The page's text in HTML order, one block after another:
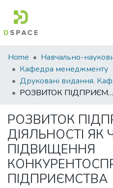
Communities
&
Collections
Statistics
Home
Кафедра менеджменту
РОЗВИТОК ПІДПРИЄМНИЦЬКОЇ ДІЯЛЬНОСТІ ЯК ЧИННИК ПІДВИЩЕННЯ КОНКУРЕНТОСПРОМОЖНОСТІ ПІДПРИЄМСТВА
РОЗВИТОК
ДІЯЛЬНОСТІ ЯК
ПІДВИЩЕННЯ
ПІДПРИЄМСТВА